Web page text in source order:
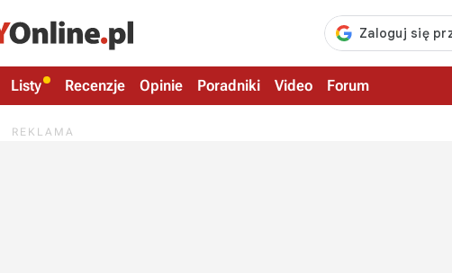
Listy Recenzje Opinie Poradniki Video Forum